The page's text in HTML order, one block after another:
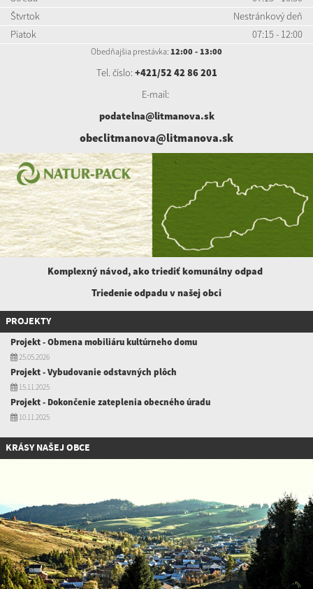
Štvrtok
Nestránkový deň
Piatok
07:15 - 12:00
Obedňajšia prestávka: 12:00 - 13:00
Tel. číslo: +421/52 42 86 201
E-mail:
podatelna@litmanova.sk
obeclitmanova@litmanova.sk
Komplexný návod, ako triediť komunálnyodpad
Triedenie odpadu v našej obci
PROJEKTY
Projekt - Obmena mobiliáru kultúrneho domu
25.05.2026
Projekt - Vybudovanie odstavných plôch
15.11.2025
Projekt - Dokončenie zateplenia obecného úradu
10.11.2025
KRÁSY NAŠEJ OBCE